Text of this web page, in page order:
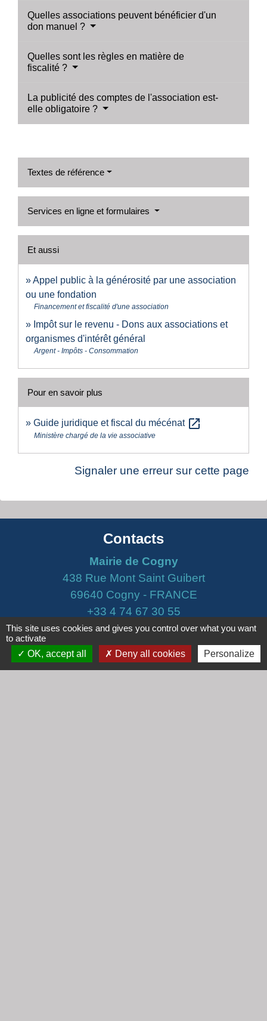
Quelles associations peuvent bénéficier d'un
don manuel ?
Quelles sont les règles en matière de
fiscalité ?
La publicité des comptes de l'association est-
elle obligatoire ?
Textes de référence
Services en ligne et formulaires
Et aussi
Appel public à la générosité par une association
ou une fondation
Financement et fiscalité d'une association
Impôt sur le revenu - Dons aux associations et
organismes d'intérêt général
Argent - Impôts - Consommation
Pour en savoir plus
Guide juridique et fiscal du mécénat open_in_new
Ministère chargé de la vie associative
Signaler une erreur sur cette page
Contacts
Mairie de Cogny
438 Rue Mont Saint Guibert
69640 Cogny - FRANCE
+33 4 74 67 30 55
Contact par formulaire
Horaires
This site uses cookies and gives you control over what you want
to activate
OK, accept all
Deny all cookies Personalize